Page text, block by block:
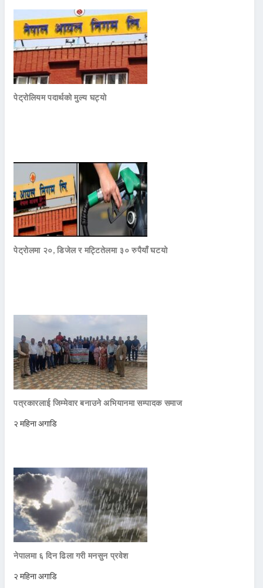
पेट्रोलियम पदार्थको मुल्य घट्यो
पेट्रोलमा २०, डिजेल र मट्टितेलमा ३० रुपैयाँ घटयो
पत्रकारलाई जिम्मेवार बनाउने अभियानमा सम्पादक समाज
२ महिना अगाडि
नेपालमा ६ दिन ढिला गरी मनसुन प्रवेश
२ महिना अगाडि